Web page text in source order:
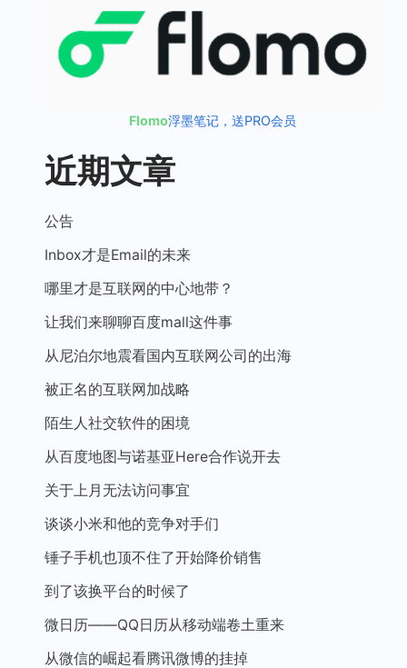
Flomo浮墨笔记，送PRO会员
近期文章
公告
Inbox才是Email的未来
哪里才是互联网的中心地带？
让我们来聊聊百度mall这件事
从尼泊尔地震看国内互联网公司的出海
被正名的互联网加战略
陌生人社交软件的困境
从百度地图与诺基亚Here合作说开去
关于上月无法访问事宜
谈谈小米和他的竞争对手们
锤子手机也顶不住了开始降价销售
到了该换平台的时候了
微日历——QQ日历从移动端卷土重来
从微信的崛起看腾讯微博的挂掉